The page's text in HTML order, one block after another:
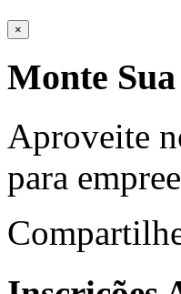
×
Monte
Aproveite
para